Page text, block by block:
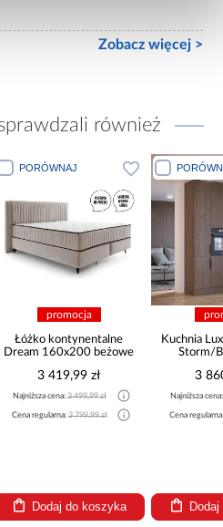
Zobacz więcej >
również
PORÓWNAJ
promocja
Łóżko kontynentalne
Dream 160x200 beżowe
3 419,99 zł
Najniższa cena:3 499,99 zł
Cena regularna:3 799,99 zł
Dodaj do koszyka
Kuchnia
Storm/
3
Najniższa
Cena